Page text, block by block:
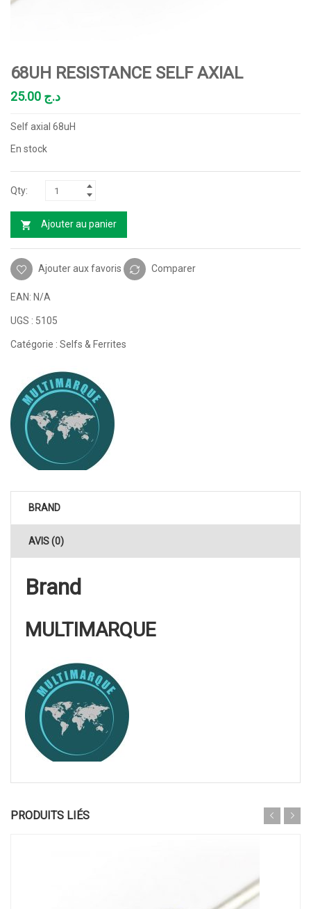
68UH RESISTANCE SELF AXIAL
د.ج
Self axial 68uH
En stock
Ajouter au panier
Ajouter aux favoris Comparer
EAN: N/A
UGS : 5105
Catégorie : Selfs & Ferrites
BRAND
AVIS (0)
Brand
MULTIMARQUE
PRODUITS LIÉS